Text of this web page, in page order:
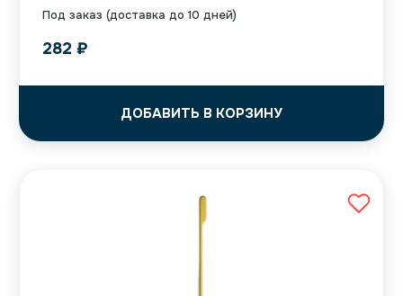
Под заказ (доставка до 10 дней)
282 ₽
ДОБАВИТЬ В КОРЗИНУ